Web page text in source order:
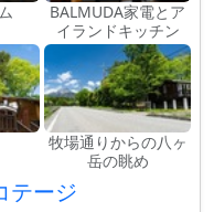
BALMUDA家電とア
イランドキッチン
牧場通りからの八ヶ
岳の眺め
テージ